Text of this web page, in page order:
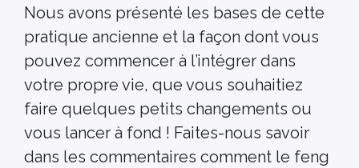
Nous avons présenté les bases de cette
pratique ancienne et la façon dont vous
pouvez commencer à l’intégrer dans
votre propre vie, que vous souhaitiez
faire quelques petits changements ou
vous lancer à fond ! Faites-nous savoir
dans les commentaires comment le feng